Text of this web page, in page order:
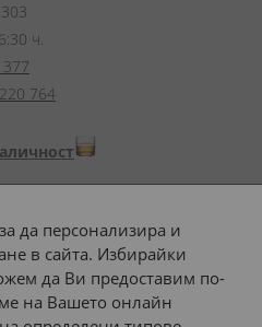
ч.
764
плащане:
да персонализира и
в сайта. Избирайки
да Ви предоставим по-
на Вашето онлайн